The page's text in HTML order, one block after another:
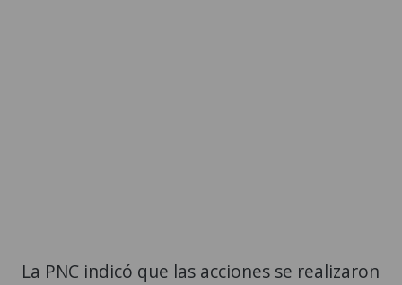
La PNC indicó que las acciones se realizaron